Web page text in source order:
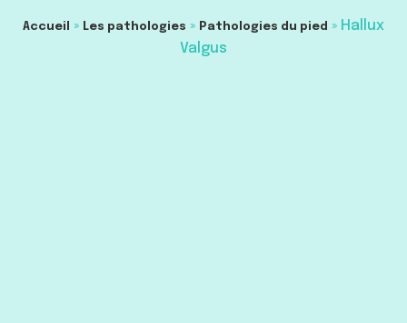
Accueil » Les pathologies » Pathologies du pied » Hallux
Valgus